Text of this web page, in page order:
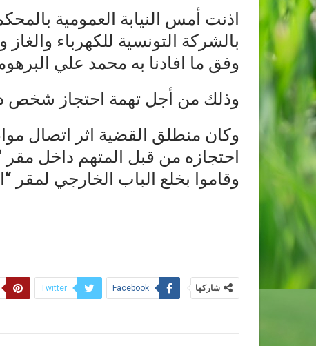
اذنت أمس النيابة العمومية
بالشركة التونسية للكهرباء
وفق ما افادنا به محمد علي
وذلك من أجل تهمة احتجاز شخص
وكان منطلق القضية اثر اتصال
احتجازه من قبل المتهم داخل مقر
وقاموا بخلع الباب الخارجي لمقر
شاركها Facebook
Twitter